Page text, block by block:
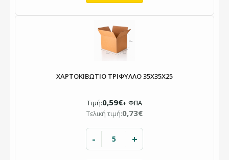
ΧΑΡΤΟΚΙΒΩΤΙΟ ΤΡΙΦΥΛΛΟ 35X35X25
Τιμή:0,59€+ ΦΠΑ
Τελική τιμή:0,73€
- +